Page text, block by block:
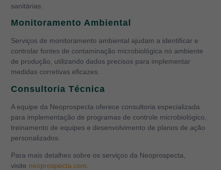
sanitárias.
Monitoramento Ambiental
Serviços de monitoramento ambiental ajudam a identificar e
controlar fontes de contaminação microbiológica no ambiente
de produção, utilizando dados precisos para implementar
medidas corretivas eficazes.
Consultoria Técnica
A equipe da Neoprospecta oferece consultoria especializada
para implementação de programas de controle microbiológico,
treinamento de equipes e desenvolvimento de planos de ação
personalizados.
Para mais detalhes sobre os serviços da Neoprospecta,
visite neoprospecta.com